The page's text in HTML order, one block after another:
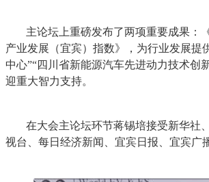
主论坛上重磅发布了两项重要成果：
产业发展（宜宾）指数》，为行业发展提
中心”“四川省新能源汽车先进动力技术创
迎重大智力支持。
在大会主论坛环节蒋锡培接受新华社
视台、每日经济新闻、宜宾日报、宜宾广